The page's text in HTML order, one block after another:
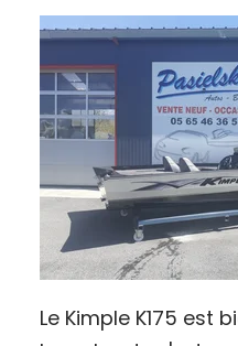
Le Kimple K175 est